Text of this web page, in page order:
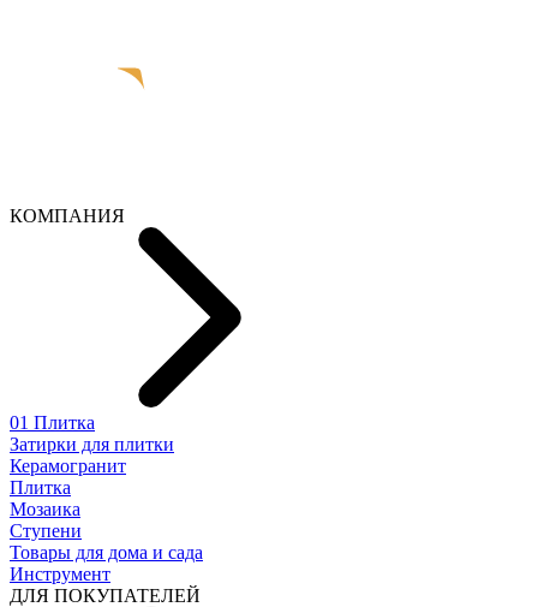
КОМПАНИЯ
01 Плитка
Затирки для плитки
Керамогранит
Плитка
Мозаика
Ступени
Товары для дома и сада
Инструмент
ДЛЯ ПОКУПАТЕЛЕЙ